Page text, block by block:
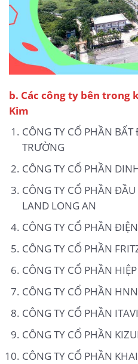
b. Các công ty bên trong
Kim
CÔNG TY CỔ PHẦN
TRƯỜNG
CÔNG TY CỔ PHẦN
CÔNG TY CỔ PHẦN
LAND LONG AN
CÔNG TY CỔ PHẦN
CÔNG TY CỔ PHẦN
CÔNG TY CỔ PHẦN
CÔNG TY CỔ PHẦN
CÔNG TY CỔ PHẦN
CÔNG TY CỔ PHẦN
CÔNG TY CỔ PHẦN